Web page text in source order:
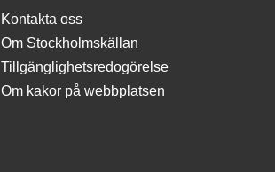
Kontakta oss
Om Stockholmskällan
Tillgänglighetsredogörelse
Om kakor på webbplatsen